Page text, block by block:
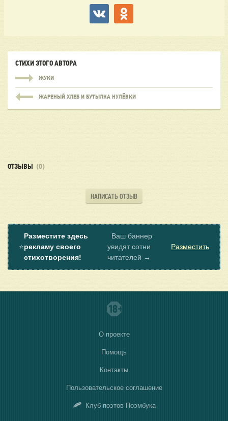
СТИХИ ЭТОГО АВТОРА
ЖУКИ
ЖАРЕНЫЙ ХЛЕБ И БУТЫЛКА НУЛЁВКИ
ОТЗЫВЫ (0)
НАПИСАТЬ ОТЗЫВ
⭐
Разместите здесь
рекламу своего
стихотворения!
Ваш баннер
увидят сотни
читателей →
Разместить
О проекте
Помощь
Контакты
Пользовательское соглашение
Клуб поэтов Поэмбука